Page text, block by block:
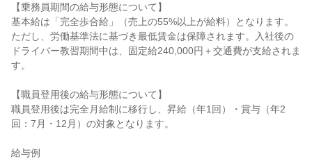
【乗務員期間の給与形態について】
基本給は「完全歩合給」（売上の55%以上が給料）となります。
ただし、労働基準法に基づき最低賃金は保障されます。入社後の
ドライバー教習期間中は、固定給240,000円＋交通費が支給されま
す。
【職員登用後の給与形態について】
職員登用後は完全月給制に移行し、昇給（年1回）・賞与（年2
回：7月・12月）の対象となります。
給与例